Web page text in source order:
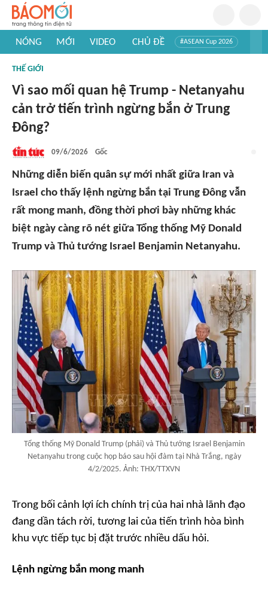
NÓNG MỚI VIDEO CHỦ ĐỀ #ASEAN Cup 2026
#Khám phá thế giới
THẾ GIỚI
Vì sao mối quan hệ Trump - Netanyahu
cản trở tiến trình ngừng bắn ở Trung
Đông?
09/6/2026 Gốc
Những diễn biến quân sự mới nhất giữa Iran và
Israel cho thấy lệnh ngừng bắn tại Trung Đông vẫn
rất mong manh, đồng thời phơi bày những khác
biệt ngày càng rõ nét giữa Tổng thống Mỹ Donald
Trump và Thủ tướng Israel Benjamin Netanyahu.
Tổng thống Mỹ Donald Trump (phải) và Thủ tướng Israel Benjamin
Netanyahu trong cuộc họp báo sau hội đàm tại Nhà Trắng, ngày
4/2/2025. Ảnh: THX/TTXVN
Trong bối cảnh lợi ích chính trị của hai nhà lãnh đạo
đang dần tách rời, tương lai của tiến trình hòa bình
khu vực tiếp tục bị đặt trước nhiều dấu hỏi.
Lệnh ngừng bắn mong manh